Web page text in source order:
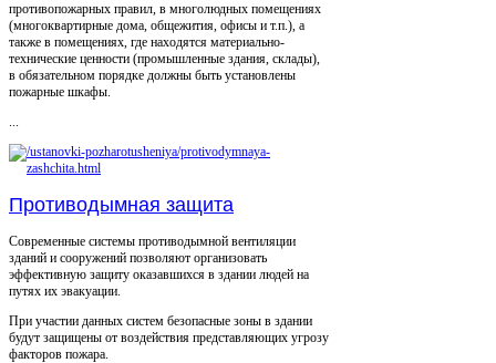
противопожарных правил, в многолюдных помещениях
(многоквартирные дома, общежития, офисы и т.п.), а
также в помещениях, где находятся материально-
технические ценности (промышленные здания, склады),
в обязательном порядке должны быть установлены
пожарные шкафы.
Противодымная защита
Современные системы противодымной вентиляции
зданий и сооружений позволяют организовать
эффективную защиту оказавшихся в здании людей на
путях их эвакуации.
При участии данных систем безопасные зоны в здании
будут защищены от воздействия представляющих угрозу
факторов пожара.